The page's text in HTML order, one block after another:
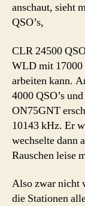
anschaut, sieht
QSO’s,
CLR 24500
WLD mit 17000
arbeiten kann.
4000 QSO’s
ON75GNT
10143 kHz. Er
wechselte dann
Rauschen leise
Also zwar nicht
die Stationen